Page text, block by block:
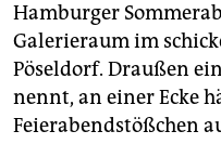
Hamburger
Galerieraum im
Pöseldorf. Draußen
nennt, an einer Ecke
Feierabendstößchen